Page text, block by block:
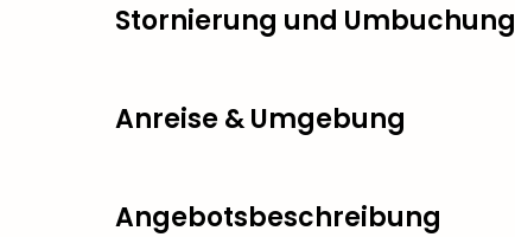
Stornierung und Umbuchung
Anreise & Umgebung
Angebotsbeschreibung